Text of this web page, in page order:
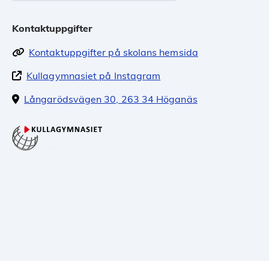
Kontaktuppgifter
Kontaktuppgifter på skolans hemsida
Kullagymnasiet på Instagram
Långarödsvägen 30, 263 34 Höganäs